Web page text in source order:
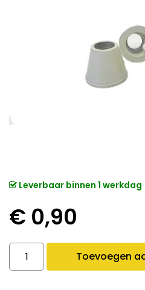
Leverbaar binnen 1 werkdag
€ 0,90
Tabakskop Rubber quantity
Toevoegen